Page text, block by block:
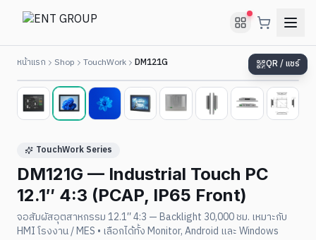
หน้าแรก Shop TouchWork DM121G
2/8
TouchWork Series
DM121G — Industrial Touch PC
12.1″ 4:3 (PCAP, IP65 Front)
จอสัมผัสอุตสาหกรรม 12.1″ 4:3 — Backlight 30,000 ชม. เหมาะกับ
HMI โรงงาน / MES • เลือกได้ทั้ง Monitor, Android และ Windows
QR / แชร์